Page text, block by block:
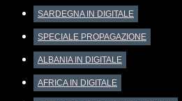
SARDEGNA IN DIGITALE
SPECIALE PROPAGAZIONE
ALBANIA IN DIGITALE
AFRICA IN DIGITALE